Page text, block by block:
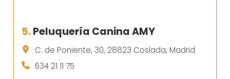
5.Peluquería Canina AMY
C. de Poniente, 30, 28823 Coslada, Madrid
634 21 11 75